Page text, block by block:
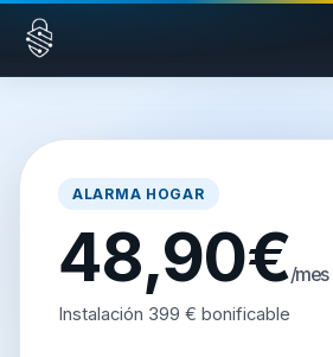
Saltar al contenido
ALARMA HOGAR
48,90€/mes
Instalación 399 € bonificable